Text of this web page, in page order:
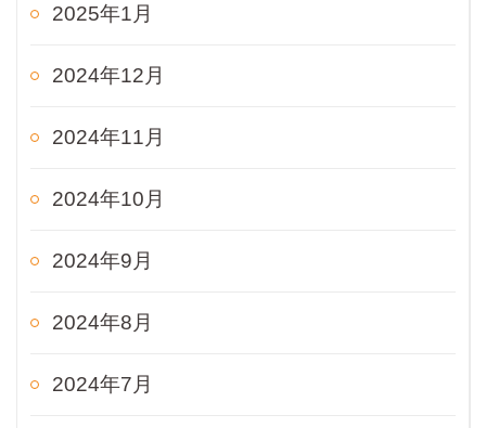
2025年1月
2024年12月
2024年11月
2024年10月
2024年9月
2024年8月
2024年7月